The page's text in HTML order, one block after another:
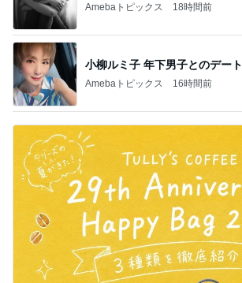
Amebaトピックス 18時間前
小柳ルミ子 年下男子とのデート
Amebaトピックス 16時間前